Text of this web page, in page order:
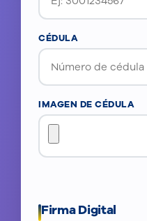
CÉDULA
IMAGEN DE CÉDULA
Firma Digital